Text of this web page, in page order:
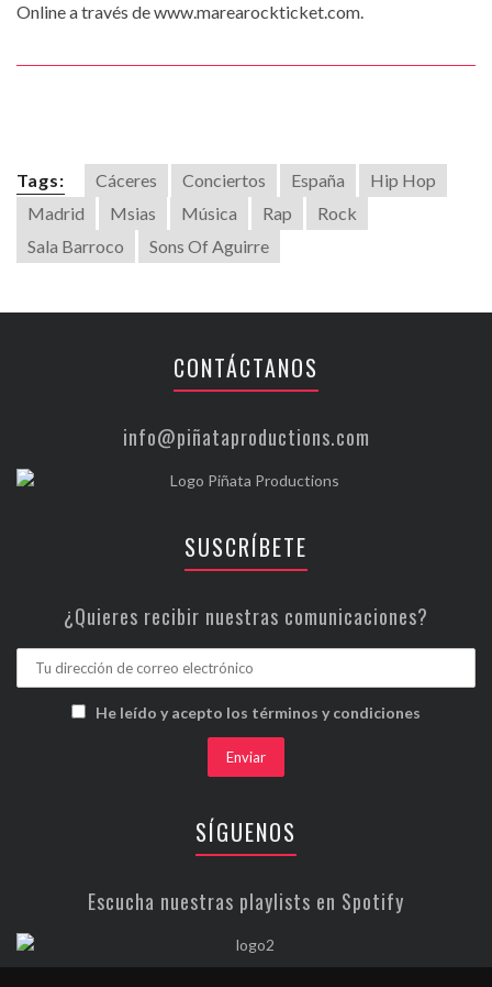
Online a través de www.marearockticket.com.
Tags: Cáceres Conciertos España
Hip Hop
Madrid
Msias Música Rap
Rock
Sala Barroco
Sons Of Aguirre
CONTÁCTANOS
info@piñataproductions.com
SUSCRÍBETE
¿Quieres recibir nuestras comunicaciones?
He leído y acepto los términos y condiciones
SÍGUENOS
Escucha nuestras playlists en Spotify